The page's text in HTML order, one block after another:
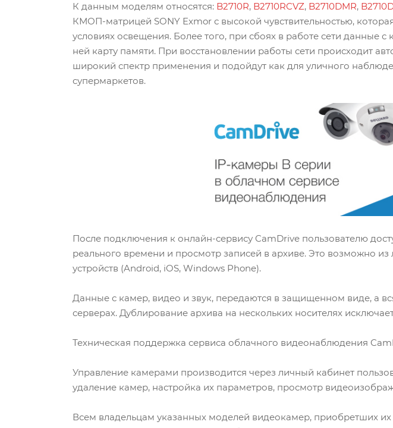
К данным моделям относятся: B2710R, B2710RCVZ, B2710DMR,
КМОП-матрицей SONY Exmor с высокой чувствительностью,
условиях освещения. Более того, при сбоях в работе сети данные
ней карту памяти. При восстановлении работы сети происходит
широкий спектр применения и подойдут как для уличного
супермаркетов.
После подключения к онлайн-сервису CamDrive пользователю
реального времени и просмотр записей в архиве. Это возможно
устройств (Android, iOS, Windows Phone).
Данные с камер, видео и звук, передаются в защищенном виде, а
серверах. Дублирование архива на нескольких носителях
Техническая поддержка сервиса облачного видеонаблюдения
Управление камерами производится через личный кабинет
удаление камер, настройка их параметров, просмотр
Всем владельцам указанных моделей видеокамер, приобретших